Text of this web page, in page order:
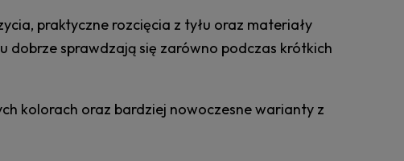
praktyczne rozcięcia z tyłu oraz materiały
dobrze sprawdzają się zarówno podczas krótkich
kolorach oraz bardziej nowoczesne warianty z